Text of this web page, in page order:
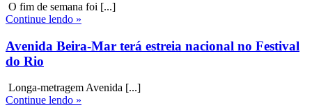
O fim de semana foi [...]
Continue lendo »
Avenida Beira-Mar terá estreia nacional no Festival
do Rio
Longa-metragem Avenida [...]
Continue lendo »